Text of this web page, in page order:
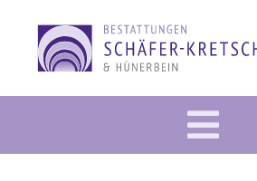
Inhalt
springen